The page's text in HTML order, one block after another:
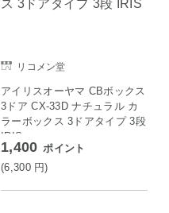
リコメン堂
アイリスオーヤマ CBボックス
3ドア CX-33D ナチュラル カ
ラーボックス 3ドアタイプ 3段
IRIS
1,400 ポイント
(6,300 円)